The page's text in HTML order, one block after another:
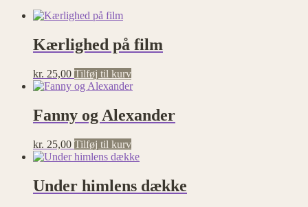
Kærlighed på film
kr. 25,00 Tilføj til kurv
Fanny og Alexander
kr. 25,00 Tilføj til kurv
Under himlens dække
hjemmesiden.
kan ikke
fungere
ordentligt uden
disse cookies.
Statistik
Statistisk
cookies
hjælper
med at